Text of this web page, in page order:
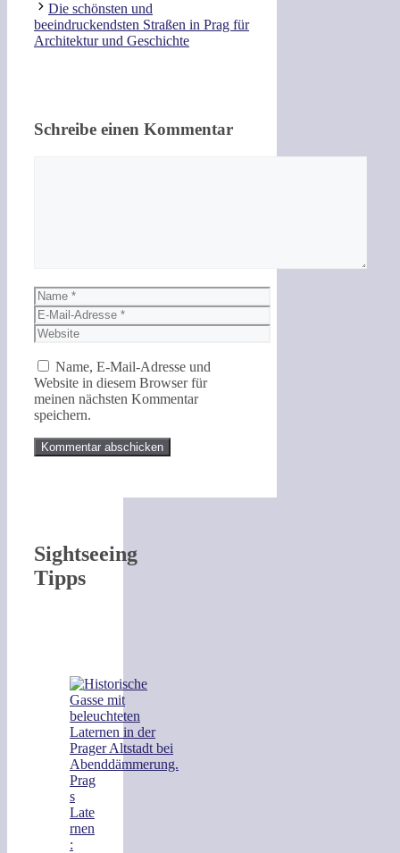
Die schönsten und
beeindruckendsten Straßen in Prag für
Architektur und Geschichte
Schreibe einen Kommentar
Name
E-
Mail-
Adresse
Website
Name, E-Mail-Adresse und
Website in diesem Browser für
meinen nächsten Kommentar
speichern.
Sightseeing
Tipps
Prag
s
Late
rnen
: